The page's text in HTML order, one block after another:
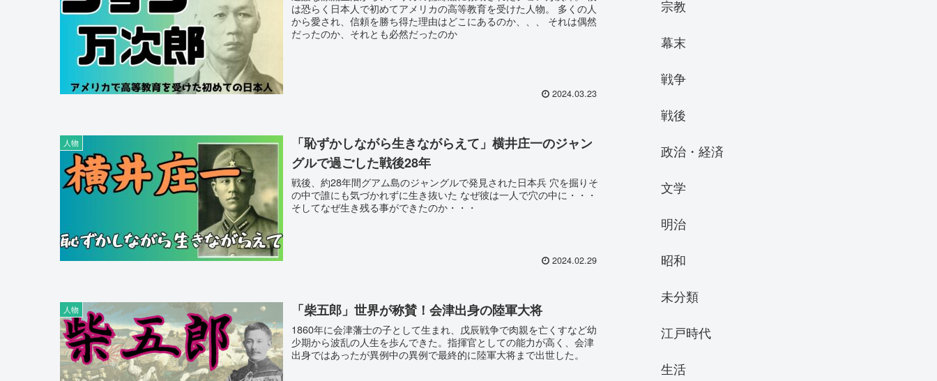
は恐らく日本人で初めてアメリカの高等教育を受けた人物。 多くの人
から愛され、信頼を勝ち得た理由はどこにあるのか、、、 それは偶然
だったのか、それとも必然だったのか
2024.03.23
人物
「恥ずかしながら生きながらえて」横井庄一のジャン
グルで過ごした戦後28年
戦後、約28年間グアム島のジャングルで発見された日本兵 穴を掘りそ
の中で誰にも気づかれずに生き抜いた なぜ彼は一人で穴の中に・・・
そしてなぜ生き残る事ができたのか・・・
2024.02.29
人物 「柴五郎」世界が称賛！会津出身の陸軍大将
1860年に会津藩士の子として生まれ、戊辰戦争で肉親を亡くすなど幼
少期から波乱の人生を歩んできた。指揮官としての能力が高く、会津
出身ではあったが異例中の異例で最終的に陸軍大将まで出世した。
宗教
幕末
戦争
戦後
政治・経済
文学
明治
昭和
未分類
江戸時代
生活